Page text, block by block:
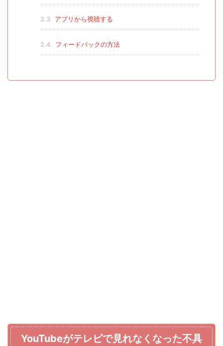
2.3 アプリから視聴する
2.4 フィードバックの方法
YouTubeがテレビで見れなくなった不具